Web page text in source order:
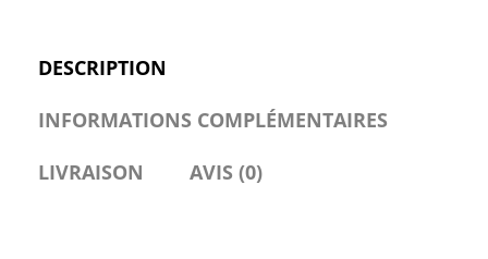
DESCRIPTION
INFORMATIONS COMPLÉMENTAIRES
LIVRAISON
AVIS (0)